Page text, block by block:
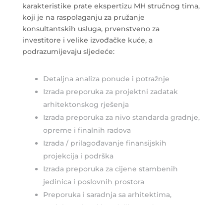
karakteristike prate ekspertizu MH stručnog tima,
koji je na raspolaganju za pružanje
konsultantskih usluga, prvenstveno za
investitore i velike izvođačke kuće, a
podrazumijevaju sljedeće:
Detaljna analiza ponude i potražnje
Izrada preporuka za projektni zadatak
arhitektonskog rješenja
Izrada preporuka za nivo standarda gradnje,
opreme i finalnih radova
Izrada / prilagođavanje finansijskih
projekcija i podrška
Izrada preporuka za cijene stambenih
jedinica i poslovnih prostora
Preporuka i saradnja sa arhitektima,